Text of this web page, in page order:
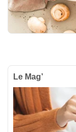
Le Mag’